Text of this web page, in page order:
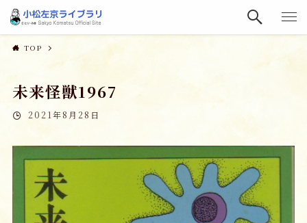
TOP
未来怪獣1967
2021年8月28日